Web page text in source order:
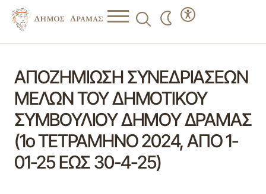
ΑΠΟΖΗΜΙΩΣΗ ΣΥΝΕΔΡΙΑΣΕΩΝ
ΜΕΛΩΝ ΤΟΥ ΔΗΜΟΤΙΚΟΥ
ΣΥΜΒΟΥΛΙΟΥ ΔΗΜΟΥ ΔΡΑΜΑΣ
(1ο ΤΕΤΡΑΜΗΝΟ 2024, ΑΠΟ 1-
01-25 ΕΩΣ 30-4-25)